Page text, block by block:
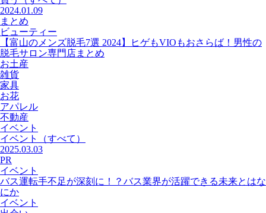
2024.01.09
まとめ
ビューティー
【富山のメンズ脱毛7選 2024】ヒゲもVIOもおさらば！男性の
脱毛サロン専門店まとめ
お土産
雑貨
家具
お花
アパレル
不動産
イベント
イベント
（すべて）
2025.03.03
PR
イベント
バス運転手不足が深刻に！？バス業界が活躍できる未来とはな
にか
イベント